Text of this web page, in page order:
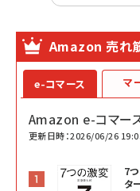
Amazon 売れ
e-コマース
Amazon e-コマー
更新日時：2026/06/26
7
タ
マ